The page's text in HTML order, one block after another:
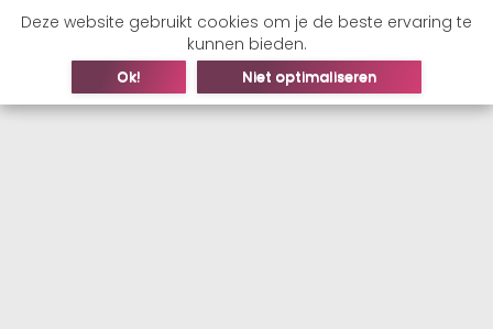
Deze website gebruikt cookies om je de beste ervaring te
kunnen bieden.
Ok! Niet optimaliseren